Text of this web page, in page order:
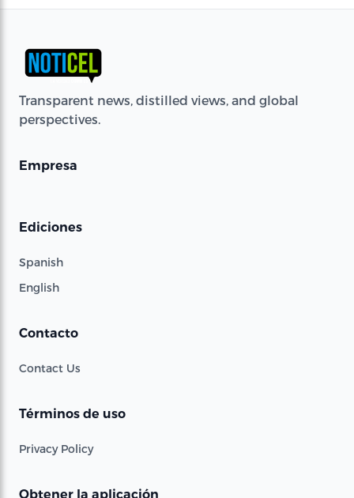
Transparent news, distilled views, and global
perspectives.
Empresa
Ediciones
Spanish
English
Contacto
Contact Us
Términos de uso
Privacy Policy
Obtener la aplicación